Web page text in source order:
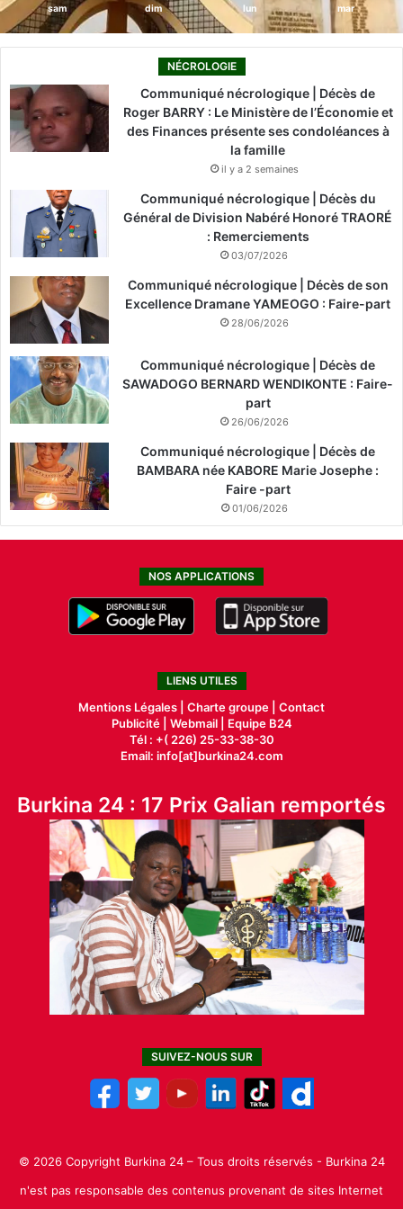
sam dim lun mar
NÉCROLOGIE
Communiqué nécrologique | Décès de
Roger BARRY : Le Ministère de l’Économie et
des Finances présente ses condoléances à
la famille
il y a 2 semaines
Communiqué nécrologique | Décès du
Général de Division Nabéré Honoré TRAORÉ
: Remerciements
03/07/2026
Communiqué nécrologique | Décès de son
Excellence Dramane YAMEOGO : Faire-part
28/06/2026
Communiqué nécrologique | Décès de
SAWADOGO BERNARD WENDIKONTE : Faire-
part
26/06/2026
Communiqué nécrologique | Décès de
BAMBARA née KABORE Marie Josephe :
Faire -part
01/06/2026
NOS APPLICATIONS
LIENS UTILES
Mentions Légales | Charte groupe | Contact
Publicité| Webmail |
Equipe B24
Tél : +( 226) 25-33-38-30
Email: info[at]burkina24.com
Burkina 24 : 17 Prix Galian remportés
SUIVEZ-NOUS SUR
© 2026 Copyright Burkina 24 – Tous droits réservés - Burkina 24
n'est pas responsable des contenus provenant de sites Internet